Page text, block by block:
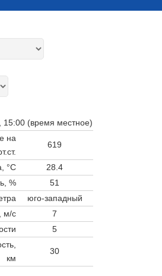
15:00 (время местное)
на
619
°C
28.4
%
51
юго-западный
м/с
7
5
км
30